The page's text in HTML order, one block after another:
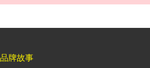
品牌故事